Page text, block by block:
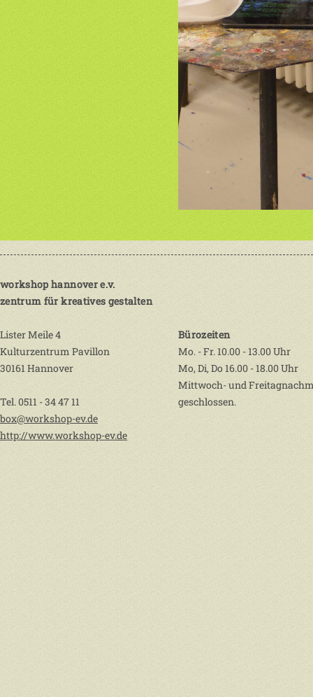
workshop hannover e.v.
zentrum für kreatives gestalten
Lister Meile 4
Kulturzentrum Pavillon
30161 Hannover
Tel. 0511 - 34 47 11
box@workshop-ev.de
http://www.workshop-ev.de
Bürozeiten
Mo. - Fr. 10.00 - 13.00 Uhr
Mo, Di, Do 16.00 - 18.00 Uhr
Mittwoch- und
geschlossen.